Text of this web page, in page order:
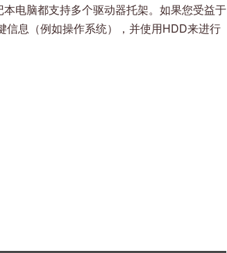
电脑都支持多个驱动器托架。如果您受益于
息（例如操作系统），并使用HDD来进行